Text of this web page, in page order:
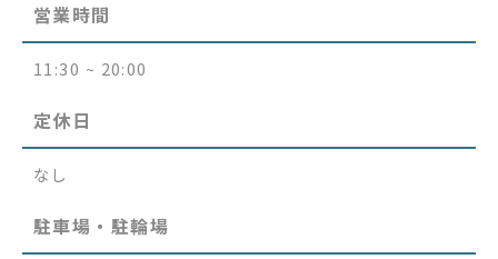
営業時間
11:30 ~ 20:00
定休日
なし
駐車場・駐輪場